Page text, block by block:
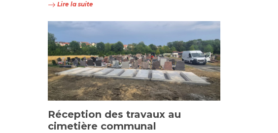
Lire la suite
Réception des travaux au
cimetière communal